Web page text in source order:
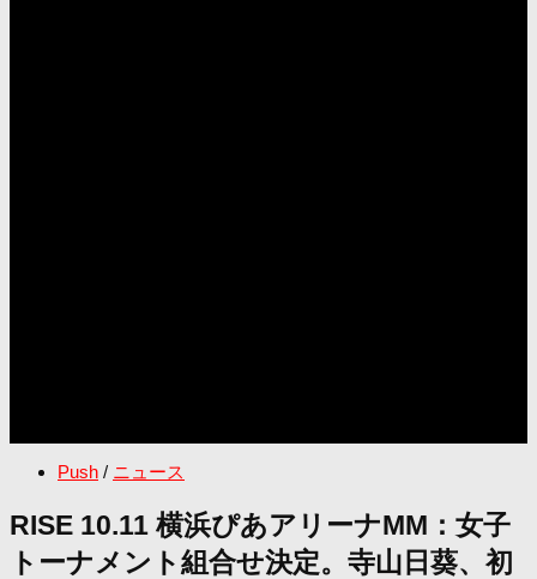
Push / ニュース
RISE 10.11 横浜ぴあアリーナMM：女子
トーナメント組合せ決定。寺山日葵、初